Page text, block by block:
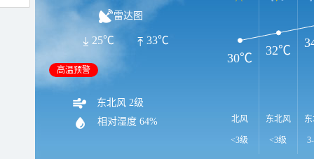
雷达图
33℃
25℃
高温预警
东北风 2级
相对湿度 64% 北风
<3级
东北风
<3级
30℃
32℃